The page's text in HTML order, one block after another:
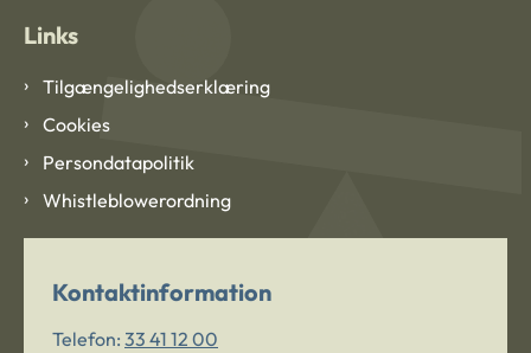
Links
Tilgængelighedserklæring
Cookies
Persondatapolitik
Whistleblowerordning
Kontaktinformation
Telefon: 33 41 12 00